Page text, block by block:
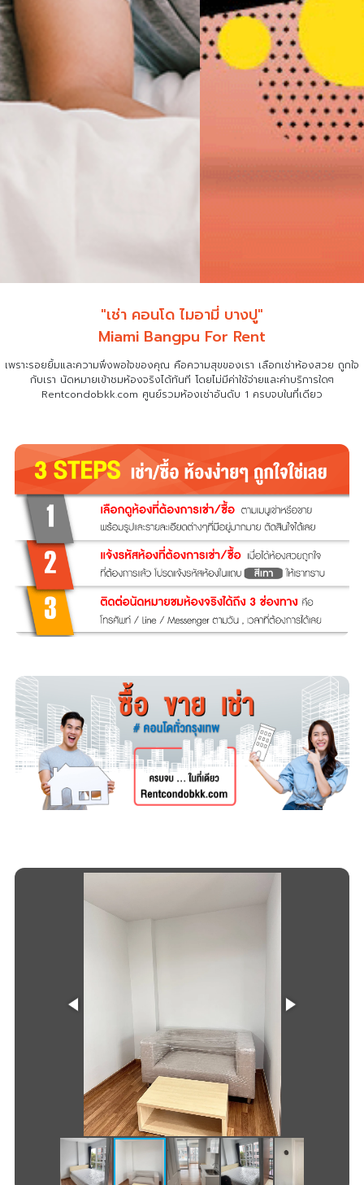
"เช่า คอนโด ไมอามี่ บางปู"
Miami Bangpu For Rent
เพราะรอยยิ้มและความพึงพอใจของคุณ คือความสุขของเรา เลือกเช่าห้องสวย ถูกใจ
กับเรา นัดหมายเข้าชมห้องจริงได้ทันที โดยไม่มีค่าใช้จ่ายและค่าบริการใดๆ
Rentcondobkk.com ศูนย์รวมห้องเช่าอันดับ 1 ครบจบในที่เดียว